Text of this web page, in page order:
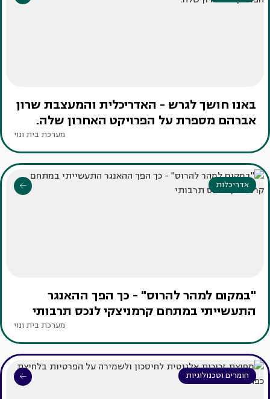
באנו חושך לגרש - האדריכלית והמעצבת שרון
אברהם מספרת על הפרויקט האחרון שלה.
מערכת בית ונוי
אדריכלות
"במקום למהר להרוס" - כך הפך ההאנגר
התעשייתי במתחם קרמניצקי לנכס תרבותי
מערכת בית ונוי
חומרים וטכנולוגיות